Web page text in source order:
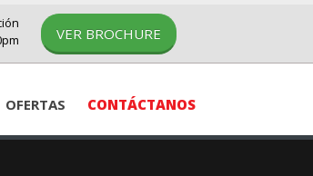
VER BROCHURE
OFERTAS CONTÁCTANOS